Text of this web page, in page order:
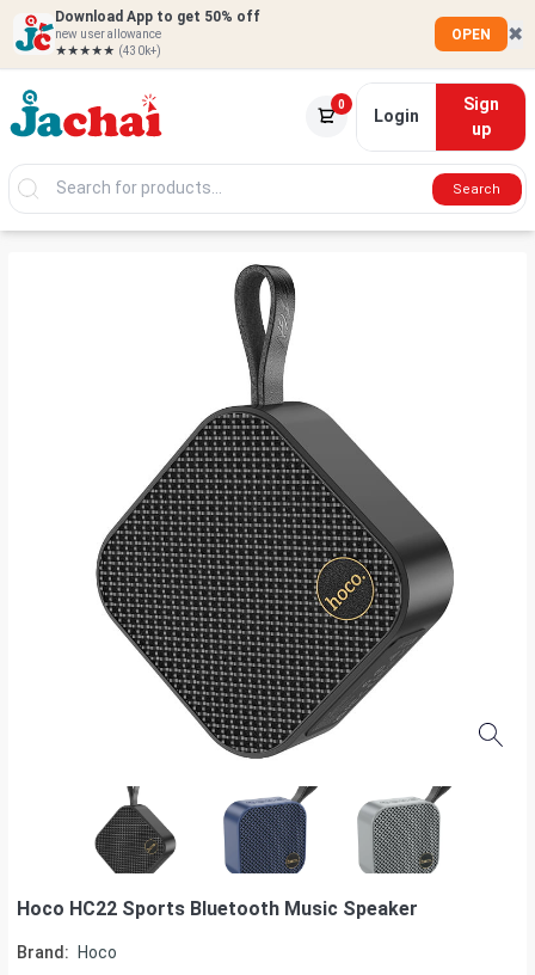
Download App to get 50% off
new user allowance
★★★★★ (430k+)
OPEN ✖
0
Login
Sign
up
Search
Hoco HC22 Sports Bluetooth Music Speaker
Brand: Hoco